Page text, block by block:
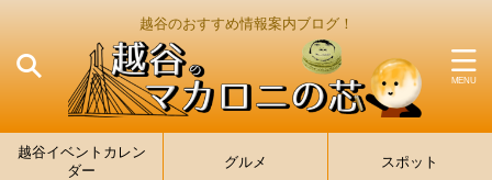
越谷のおすすめ情報案内ブログ！
越谷イベントカレン
ダー
グルメ スポット